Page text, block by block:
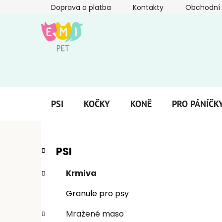
Doprava a platba Kontakty
PSI KOČKY KONĚ PRO
P
s
a
Přeskočit
kategorie
K
a
e
r
PSI
Krmiva
Granule pro psy
Mražené maso